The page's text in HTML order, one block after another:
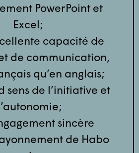
PowerPoint et
Excel;
capacité de
de communication,
qu’en anglais;
de l’initiative et
sincère
de Habo